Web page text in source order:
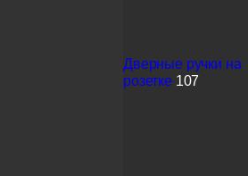
Дверные ручки на
розетке 107